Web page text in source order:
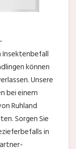
Insektenbefall
können
Unsere
bei einem
Ruhland
Sorgen Sie
in